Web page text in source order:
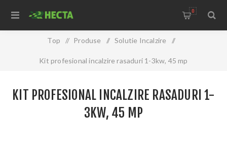
0
Top / Produse / Solutie Incalzire /
Kit profesional incalzire rasaduri 1-3kw, 45 mp
KIT PROFESIONAL INCALZIRE RASADURI 1-
3KW, 45 MP